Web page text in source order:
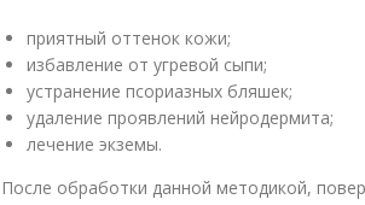
приятный оттенок кожи;
избавление от угревой сыпи;
устранение псориазных бляшек;
удаление проявлений нейродермита;
лечение экземы.
После обработки данной методикой,